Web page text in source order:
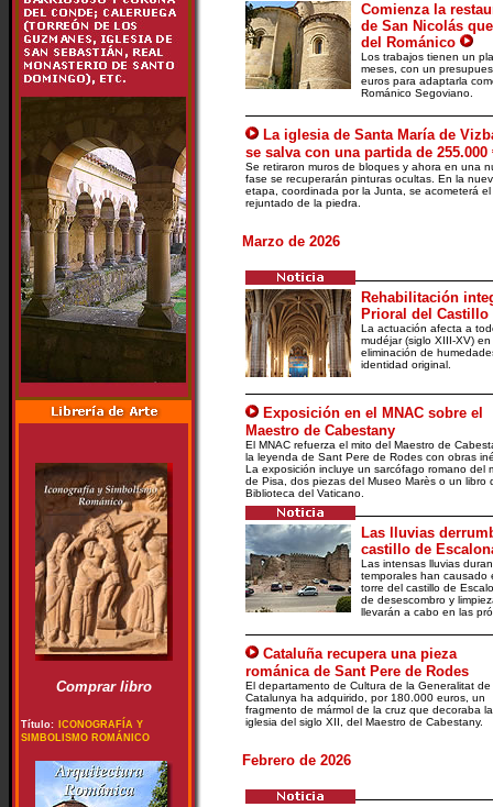
Comprar libro
Título:
ICONOGRAFÍA Y
SIMBOLISMO ROMÁNICO
Comienza la
de San Nicolás
del Románico
Los trabajos tienen un
meses, con un
euros para adaptarla
Románico Segoviano.
La iglesia de Santa María de
se salva con una partida de 255.000
Se retiraron muros de bloques y ahora en una
fase se recuperarán pinturas ocultas. En la
etapa, coordinada por la Junta, se acometerá el
rejuntado de la piedra.
Marzo de 2026
Rehabilitación
Prioral del
La actuación afecta a
mudéjar (siglo XIII-XV)
eliminación de
identidad original.
Exposición en el MNAC sobre el
Maestro de Cabestany
El MNAC refuerza el mito del Maestro de
la leyenda de Sant Pere de Rodes con obras
La exposición incluye un sarcófago romano del
de Pisa, dos piezas del Museo Marès o un libro
Biblioteca del Vaticano.
Las lluvias
castillo de
Las intensas lluvias
temporales han causado
torre del castillo de
de desescombro y
llevarán a cabo en las
Cataluña recupera una pieza
románica de Sant Pere de Rodes
El departamento de Cultura de la Generalitat de
Catalunya ha adquirido, por 180.000 euros, un
fragmento de mármol de la cruz que decoraba la
iglesia del siglo XII, del Maestro de Cabestany.
Febrero de 2026